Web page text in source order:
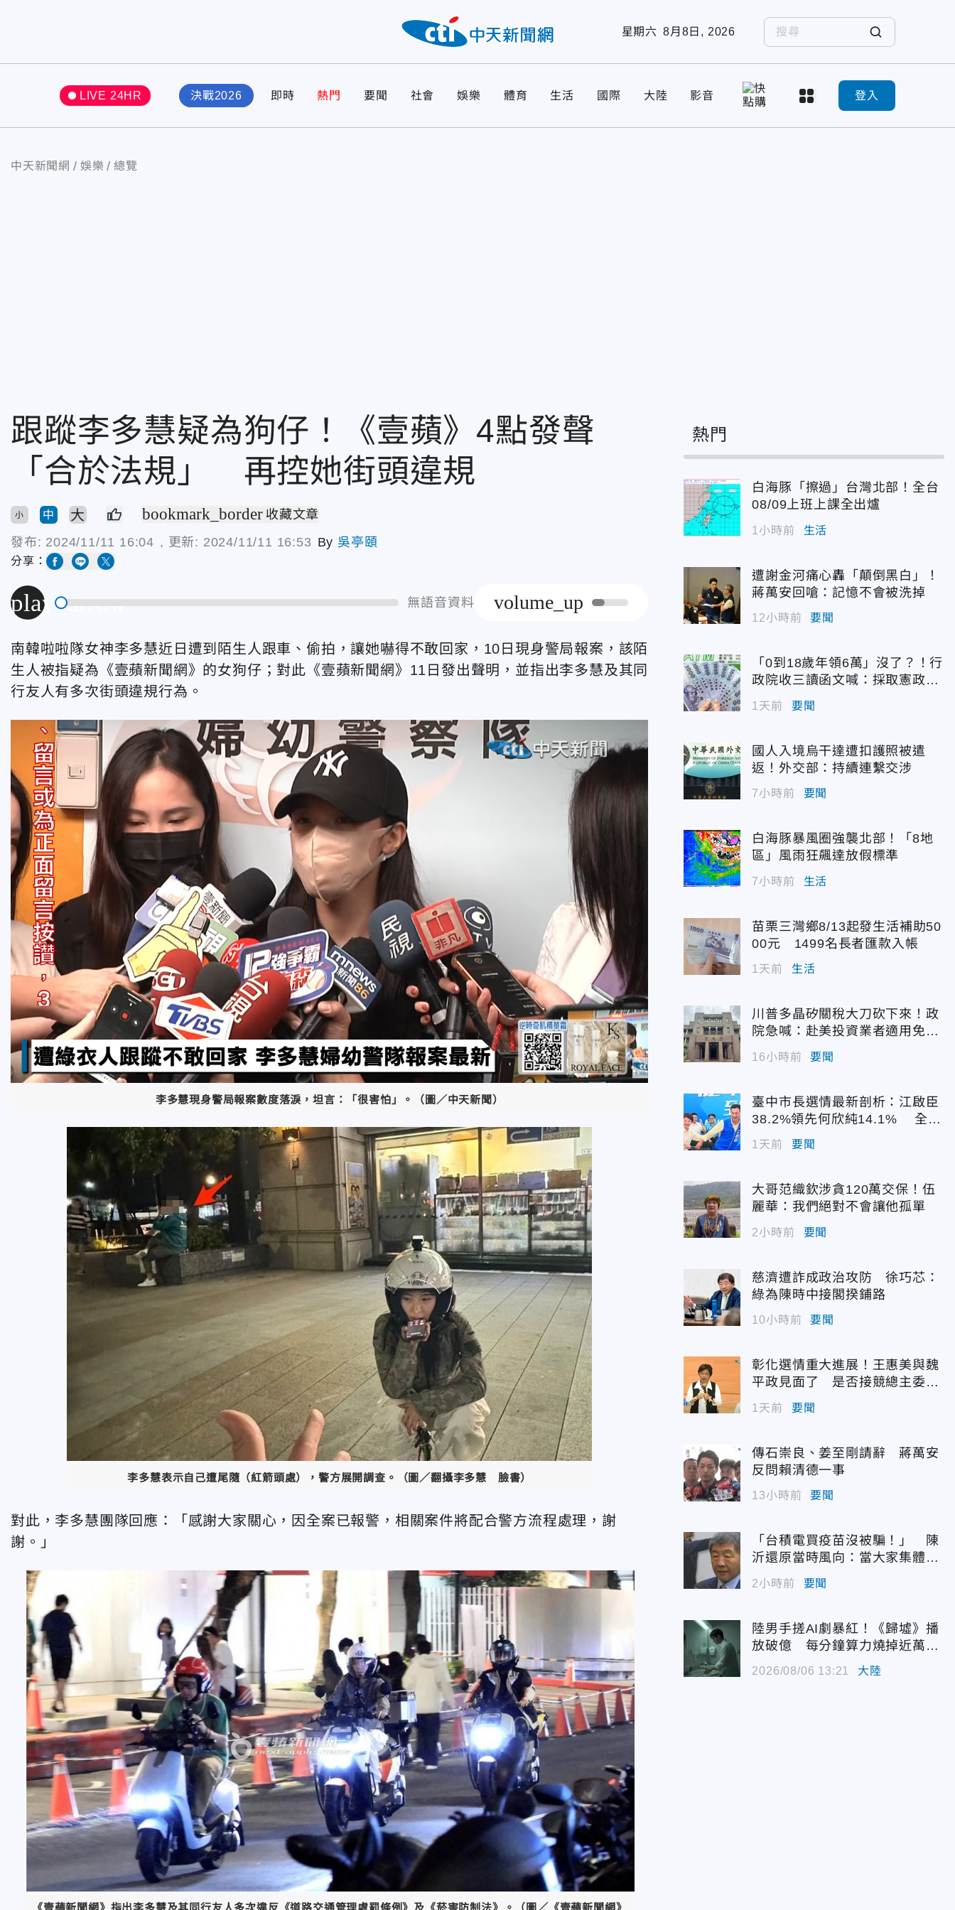
星期六 8月8日, 2026
LIVE 24HR 決戰2026 即時 熱門 要聞 社會 娛樂 體育 生活 國際 大陸 影音 登入
中天新聞網 娛樂 總覽
跟蹤李多慧疑為狗仔！《壹蘋》4點發聲
「合於法規」 再控她街頭違規
小 中 大 bookmark_border 收藏文章
發布: 2024/11/11 16:04 , 更新: 2024/11/11 16:53 By 吳亭頤
分享：
play_arrow 無語音資料 volume_up
南韓啦啦隊女神李多慧近日遭到陌生人跟車、偷拍，讓她嚇得不敢回家，10日現身警局報案，該陌
生人被指疑為《壹蘋新聞網》的女狗仔；對此《壹蘋新聞網》11日發出聲明，並指出李多慧及其同
行友人有多次街頭違規行為。
李多慧現身警局報案數度落淚，坦言：「很害怕」。（圖／中天新聞）
李多慧表示自己遭尾隨（紅箭頭處），警方展開調查。（圖／翻攝李多慧 臉書）
對此，李多慧團隊回應：「感謝大家關心，因全案已報警，相關案件將配合警方流程處理，謝
謝。」
熱門
白海豚「擦過」台灣北部！全台
08/09上班上課全出爐
1小時前 生活
遭謝金河痛心轟「顛倒黑白」！
蔣萬安回嗆：記憶不會被洗掉
12小時前 要聞
「0到18歲年領6萬」沒了？！行
政院收三讀函文喊：採取憲政作
1天前 要聞
國人入境烏干達遭扣護照被遣
返！外交部：持續連繫交涉
7小時前 要聞
白海豚暴風圈強襲北部！「8地
區」風雨狂飆達放假標準
7小時前 生活
苗栗三灣鄉8/13起發生活補助50
00元 1499名長者匯款入帳
1天前 生活
川普多晶矽關稅大刀砍下來！政
院急喊：赴美投資業者適用免稅
配額
16小時前 要聞
臺中市長選情最新剖析：江啟臣
38.2%領先何欣純14.1% 全世
代支持度全面居首
1天前 要聞
大哥范織欽涉貪120萬交保！伍
麗華：我們絕對不會讓他孤單
2小時前 要聞
慈濟遭詐成政治攻防 徐巧芯：
綠為陳時中接閣揆鋪路
10小時前 要聞
彰化選情重大進展！王惠美與魏
平政見面了 是否接競總主委態
度曝光
1天前 要聞
傳石崇良、姜至剛請辭 蔣萬安
反問賴清德一事
13小時前 要聞
「台積電買疫苗沒被騙！」 陳
沂還原當時風向：當大家集體失
憶？
2小時前 要聞
陸男手搓AI劇暴紅！《歸墟》播
放破億 每分鐘算力燒掉近萬台
2026/08/06 13:21 大陸